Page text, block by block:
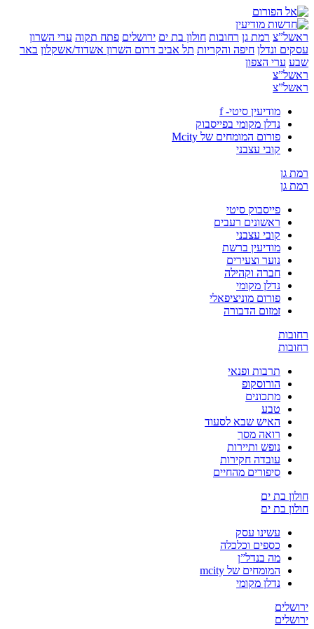
רמת גן רחובות חולון בת ים ירושלים פתח תקוה ערי השרון
ונדלן חיפה והקריות תל אביבדרום השרון אשדוד/אשקלון באר
ערי הצפון
מודיעין סיטי- f
נדלן מקומי בפייסבוק
פורום המומחים של Mcity
קובי עצבני
פייסבוק סיטי
ראשונים רעבים
קובי עצבני
מודיעין ברשת
נוער וצעירים
חברה וקהילה
נדלן מקומי
פורום מוניציפאלי
זמזום הדבורה
תרבות ופנאי
הורוסקופ
מתכונים
טבע
האיש שבא לסעוד
רואה מסך
נופש ותיירות
עובדה חקירות
סיפורים מהחיים
בת ים
בת ים
עשינו עסק
כספים וכלכלה
מה בנדל”ן
המומחים של mcity
נדלן מקומי